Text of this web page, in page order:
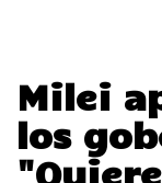
Milei
los